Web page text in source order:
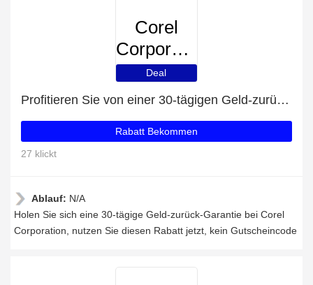
Corel
Corporation
Deal
Profitieren Sie von einer 30-tägigen Geld-zurück-Garantie
Rabatt Bekommen
27 klickt
Ablauf: N/A
Holen Sie sich eine 30-tägige Geld-zurück-Garantie bei Corel
Corporation, nutzen Sie diesen Rabatt jetzt, kein Gutscheincode